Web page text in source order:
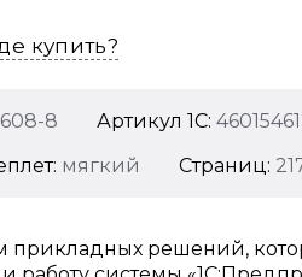
купить?
8 Артикул 1C:
мягкий Страниц:
прикладных решений,